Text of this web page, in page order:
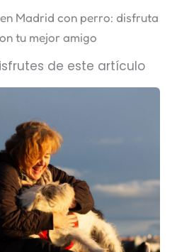
Madrid con perro: disfruta
tu mejor amigo
de este artículo